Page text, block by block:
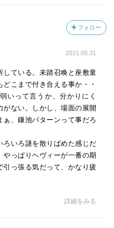
フォロー
2021.05.31
している。未踏召喚と座敷童
こまで付き合える事か・・
いって言うか、分かりにく
ない。しかし、場面の展開
、鎌池パターンって事だろ
ろいろ謎を散りばめた感じだ
っぱりヘヴィーが一番の期
っ張る気だって、かなり疲
詳細をみる